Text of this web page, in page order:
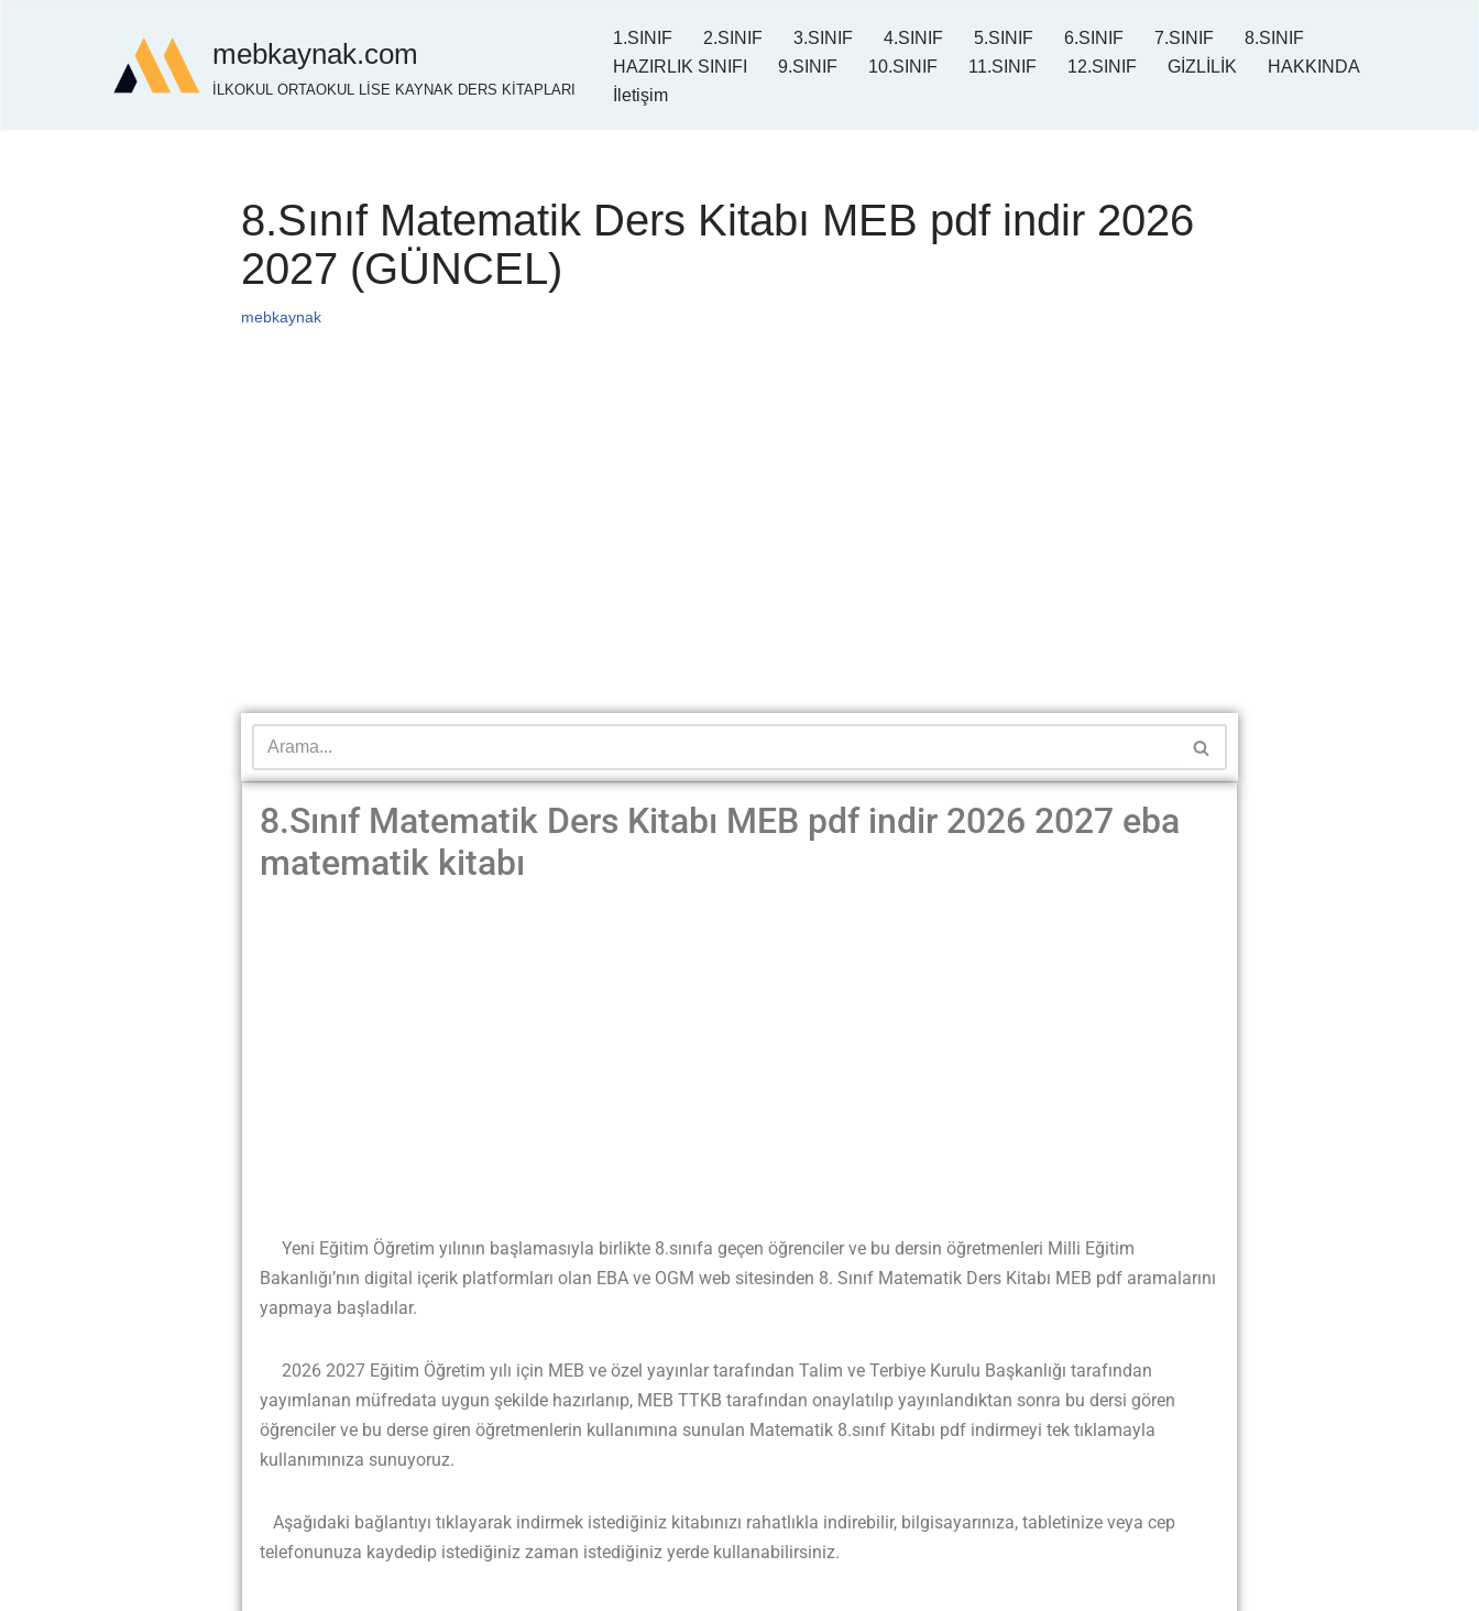
mebkaynak.com
İLKOKUL ORTAOKUL LİSE KAYNAK DERS KİTAPLARI
1.SINIF 2.SINIF 3.SINIF 4.SINIF 5.SINIF 6.SINIF 7.SINIF
8.SINIF
HAZIRLIK SINIFI
9.SINIF 10.SINIF 11.SINIF 12.SINIF GİZLİLİK
HAKKINDA
İletişim
8.Sınıf Matematik Ders Kitabı MEB pdf indir 2026
2027 (GÜNCEL)
mebkaynak
8.Sınıf Matematik Ders Kitabı MEB pdf indir 2026 2027 eba
matematik kitabı
Yeni Eğitim Öğretim yılının başlamasıyla birlikte 8.sınıfa geçen öğrenciler ve bu dersin öğretmenleri Milli Eğitim
Bakanlığı’nın digital içerik platformları olan EBA ve OGM web sitesinden 8. Sınıf Matematik Ders Kitabı MEB pdf aramalarını
yapmaya başladılar.
2026 2027 Eğitim Öğretim yılı için MEB ve özel yayınlar tarafından Talim ve Terbiye Kurulu Başkanlığı tarafından
yayımlanan müfredata uygun şekilde hazırlanıp, MEB TTKB tarafından onaylatılıp yayınlandıktan sonra bu dersi gören
öğrenciler ve bu derse giren öğretmenlerin kullanımına sunulan Matematik 8.sınıf Kitabı pdf indirmeyi tek tıklamayla
kullanımınıza sunuyoruz.
Aşağıdaki bağlantıyı tıklayarak indirmek istediğiniz kitabınızı rahatlıkla indirebilir, bilgisayarınıza, tabletinize veya cep
telefonunuza kaydedip istediğiniz zaman istediğiniz yerde kullanabilirsiniz.